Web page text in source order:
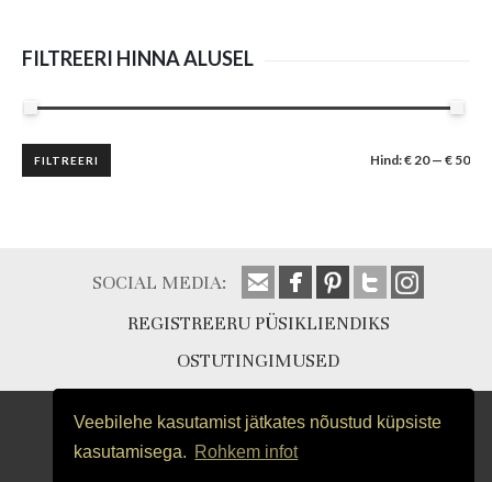
Veebilehe kasutamist jätkates nõustud küpsiste
kasutamisega. Rohkem infot
FILTREERI HINNA ALUSEL
Minimaalne
hind
Maksimaalne
hind
FILTREERI Hind:€ 20— € 50
SOCIAL MEDIA:
REGISTREERU PÜSIKLIENDIKS
OSTUTINGIMUSED